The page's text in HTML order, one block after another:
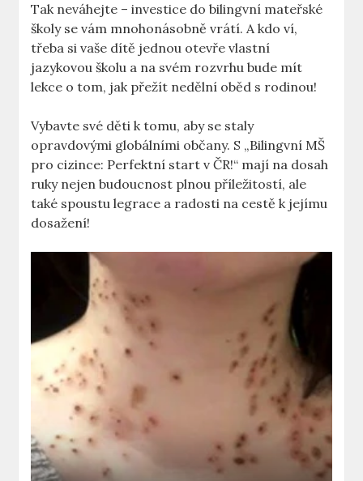
Tak neváhejte – investice do bilingvní mateřské
školy se vám mnohonásobně vrátí. A kdo ví,
třeba si vaše dítě jednou otevře vlastní
jazykovou školu a na svém rozvrhu bude mít
lekce o tom, jak přežít nedělní oběd s rodinou!
Vybavte své děti k tomu, aby se staly
opravdovými globálními občany. S „Bilingvní MŠ
pro cizince: Perfektní start v ČR!“ mají na dosah
ruky nejen budoucnost plnou příležitostí, ale
také spoustu legrace a radosti na cestě k jejímu
dosažení!